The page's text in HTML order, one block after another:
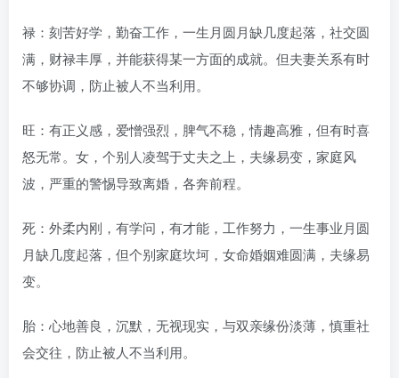
禄：刻苦好学，勤奋工作，一生月圆月缺几度起落，社交圆
满，财禄丰厚，并能获得某一方面的成就。但夫妻关系有时
不够协调，防止被人不当利用。
旺：有正义感，爱憎强烈，脾气不稳，情趣高雅，但有时喜
怒无常。女，个别人凌驾于丈夫之上，夫缘易变，家庭风
波，严重的警惕导致离婚，各奔前程。
死：外柔内刚，有学问，有才能，工作努力，一生事业月圆
月缺几度起落，但个别家庭坎坷，女命婚姻难圆满，夫缘易
变。
胎：心地善良，沉默，无视现实，与双亲缘份淡薄，慎重社
会交往，防止被人不当利用。